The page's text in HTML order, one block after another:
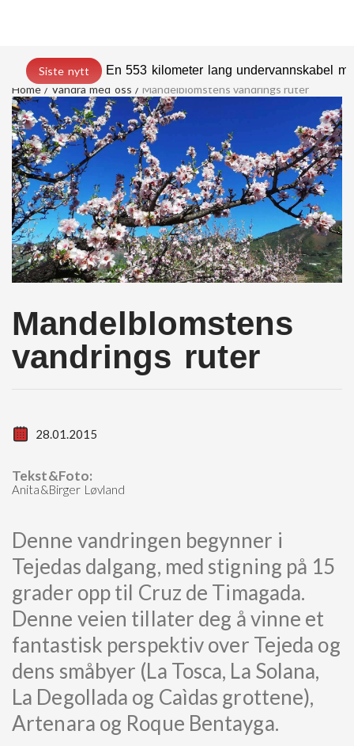
Siste nytt
En 553 kilometer lang undervannskabel
Home
Vandra med oss Mandelblomstens vandrings ruter
Mandelblomstens
vandrings ruter
28.01.2015
Tekst&Foto:
Anita&Birger Løvland
Denne vandringen begynner i
Tejedas dalgang, med stigning på 15
grader opp til Cruz de Timagada.
Denne veien tillater deg å vinne et
fantastisk perspektiv over Tejeda og
dens småbyer (La Tosca, La Solana,
La Degollada og Caìdas grottene),
Artenara og Roque Bentayga.